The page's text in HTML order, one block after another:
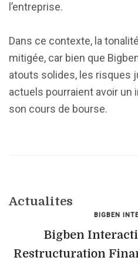
l’entreprise.
Dans ce contexte, la
mitigée, car bien que
atouts solides, les risques
actuels pourraient avoir un
son cours de bourse.
Actualites
BIGBEN
Bigben
Restructuration